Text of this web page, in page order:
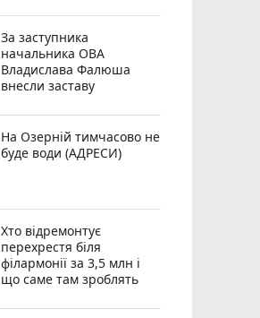
За заступника
начальника ОВА
Владислава Фалюша
внесли заставу
На Озерній тимчасово не
буде води (АДРЕСИ)
Хто відремонтує
перехрестя біля
філармонії за 3,5 млн і
що саме там зроблять